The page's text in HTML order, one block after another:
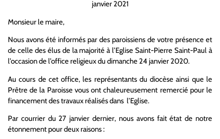
janvier 2021
Monsieur le maire,
Nous avons été informés par des paroissiens de votre présence et
de celle des élus de la majorité à l’Eglise Saint-Pierre Saint-Paul à
l’occasion de l’office religieux du dimanche 24 janvier 2020.
Au cours de cet office, les représentants du diocèse ainsi que le
Prêtre de la Paroisse vous ont chaleureusement remercié pour le
financement des travaux réalisés dans l’Eglise.
Par courrier du 27 janvier dernier, nous avons fait état de notre
étonnement pour deux raisons :